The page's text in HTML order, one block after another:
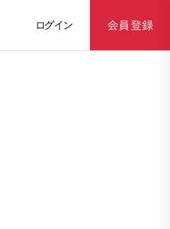
ログイン 会員登録